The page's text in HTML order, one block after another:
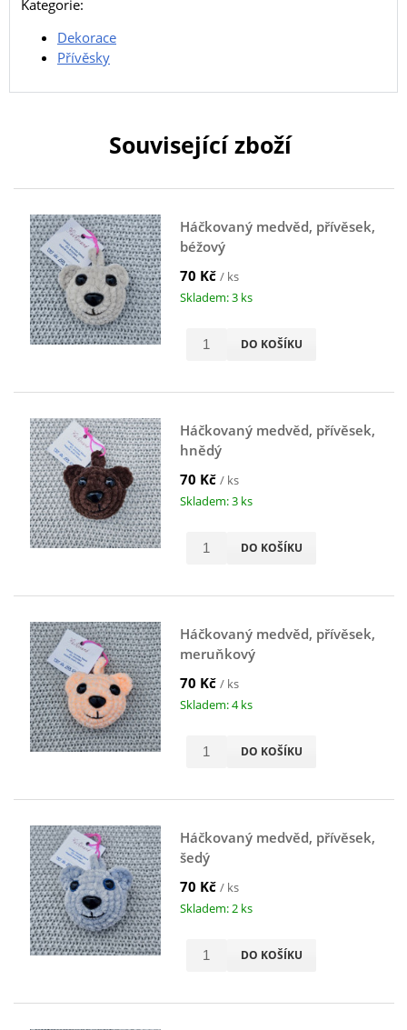
Kategorie:
Dekorace
Přívěsky
Související zboží
Háčkovaný medvěd, přívěsek,
béžový
70 Kč / ks
Skladem: 3 ks
DO KOŠÍKU
Háčkovaný medvěd, přívěsek,
hnědý
70 Kč / ks
Skladem: 3 ks
DO KOŠÍKU
Háčkovaný medvěd, přívěsek,
meruňkový
70 Kč / ks
Skladem: 4 ks
DO KOŠÍKU
Háčkovaný medvěd, přívěsek,
šedý
70 Kč / ks
Skladem: 2 ks
DO KOŠÍKU